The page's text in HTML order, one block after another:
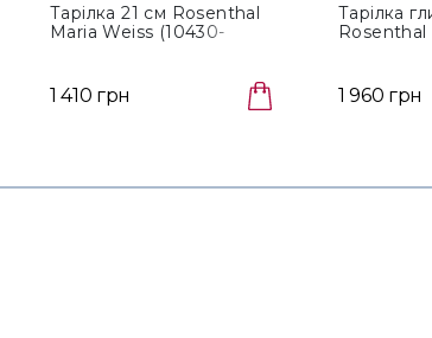
Тарілка 21 см Rosenthal
Maria Weiss (10430-
1 410 грн
Тарілка
Rosenthal
1 960 грн